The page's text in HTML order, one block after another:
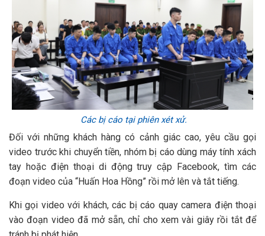
Các bị cáo tại phiên xét xử.
Đối với những khách hàng có cảnh giác cao, yêu cầu gọi
video trước khi chuyển tiền, nhóm bị cáo dùng máy tính xách
tay hoặc điện thoại di động truy cập Facebook, tìm các
đoạn video của “Huấn Hoa Hồng” rồi mở lên và tắt tiếng.
Khi gọi video với khách, các bị cáo quay camera điện thoại
vào đoạn video đã mở sẵn, chỉ cho xem vài giây rồi tắt để